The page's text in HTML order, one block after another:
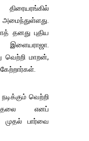
அமைந்துள்ளது.
தனது புதிய
வெற்றி மாறன்,
வெற்றி
எனப்
முதல் பார்வை